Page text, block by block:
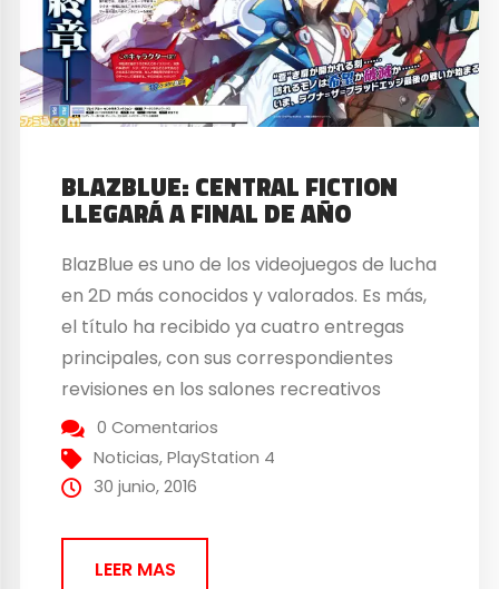
BLAZBLUE: CENTRAL FICTION
LLEGARÁ A FINAL DE AÑO
BlazBlue es uno de los videojuegos de lucha
en 2D más conocidos y valorados. Es más,
el título ha recibido ya cuatro entregas
principales, con sus correspondientes
revisiones en los salones recreativos
japoneses. Esta última entrega revisada
fue lanzada en Japón el pasado
noviembre y espera llegar a consolas este
0 Comentarios
Noticias,PlayStation 4
30 junio, 2016
LEER MAS